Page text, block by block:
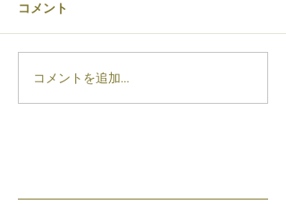
コメント
コメントを追加…